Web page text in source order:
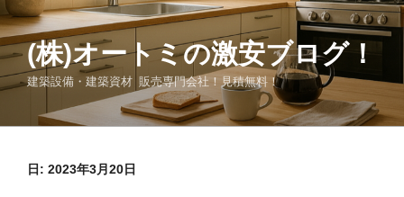
コ
ン
テ
ン
ツ
(株)オートミの激安ブログ！
建築設備・建築資材 販売専門会社！見積無料！
日: 2023年3月20日